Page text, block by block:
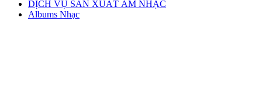
DỊCH VỤ SẢN XUẤT ÂM NHẠC
Albums Nhạc